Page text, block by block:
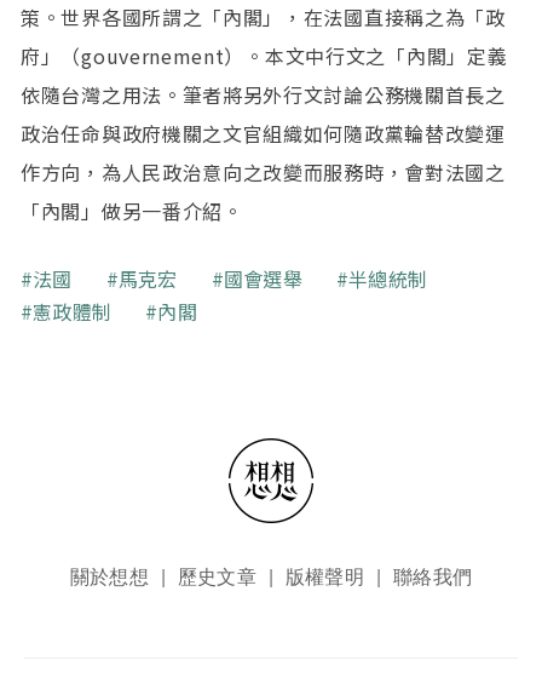
策。世界各國所謂之「內閣」，在法國直接稱之為「政
府」（gouvernement）。本文中行文之「內閣」定義
依隨台灣之用法。筆者將另外行文討論公務機關首長之
政治任命與政府機關之文官組織如何隨政黨輪替改變運
作方向，為人民政治意向之改變而服務時，會對法國之
「內閣」做另一番介紹。
關鍵字
法國 馬克宏 國會選舉
半總統制
憲政體制
內閣
頁尾選單關於想想 歷史文章 版權聲明 聯絡我們